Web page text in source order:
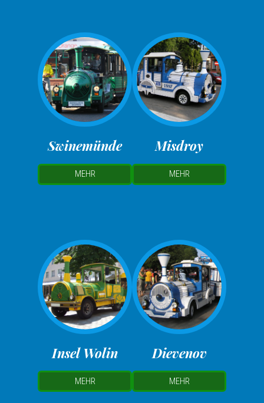
Swinemünde
MEHR
Misdroy
MEHR
Insel Wolin
MEHR
Dievenov
MEHR